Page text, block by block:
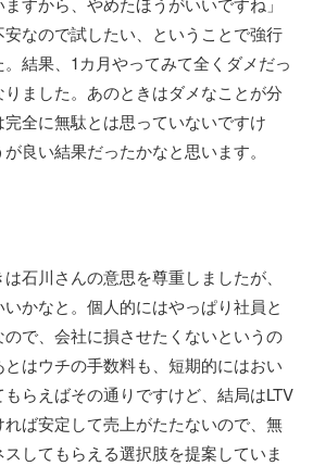
なので試したい、ということで強行
結果、1カ月やってみて全くダメだっ
ました。あのときはダメなことが分
全に無駄とは思っていないですけ
良い結果だったかなと思います。
石川さんの意思を尊重しましたが、
かなと。個人的にはやっぱり社員と
で、会社に損させたくないというの
はウチの手数料も、短期的にはおい
らえばその通りですけど、結局はLTV
ば安定して売上がたたないので、無
してもらえる選択肢を提案していま